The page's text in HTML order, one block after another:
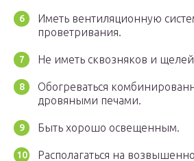
Иметь вентиляционную
проветривания.
Не иметь сквозняков и
Обогреваться
дровяными печами.
Быть хорошо освещенным.
Располагаться на